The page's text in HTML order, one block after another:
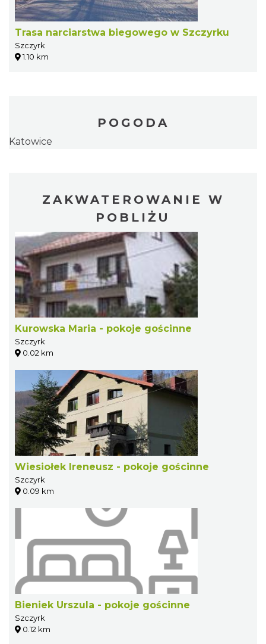
Trasa narciarstwa biegowego w Szczyrku
Szczyrk
1.10 km
POGODA
Katowice
ZAKWATEROWANIE W
POBLIŻU
Kurowska Maria - pokoje gościnne
Szczyrk
0.02 km
Wiesiołek Ireneusz - pokoje gościnne
Szczyrk
0.09 km
Bieniek Urszula - pokoje gościnne
Szczyrk
0.12 km